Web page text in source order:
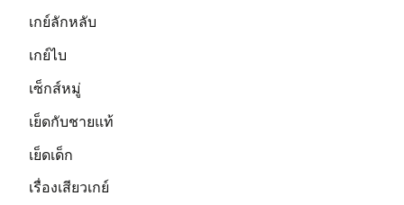
เกย์ลักหลับ
เกย์ไบ
เซ็กส์หมู่
เย็ดกับชายแท้
เย็ดเด็ก
เรื่องเสียวเกย์